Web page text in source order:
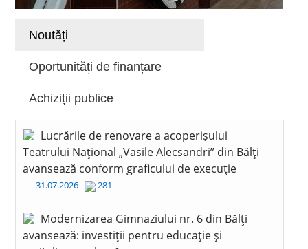
Noutăți
Oportunități de finanțare
Achiziții publice
Lucrările de renovare a acoperișului
Teatrului Național „Vasile Alecsandri” din Bălți
avansează conform graficului de execuție
31.07.2026 281
Modernizarea Gimnaziului nr. 6 din Bălți
avansează: investiții pentru educație și